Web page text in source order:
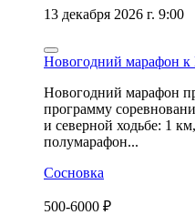
13 декабря 2026 г. 9:00
Новогодний марафон к
Новогодний марафон
программу
и северной ходьбе: 1
полумарафон...
Сосновка
500-6000 ₽